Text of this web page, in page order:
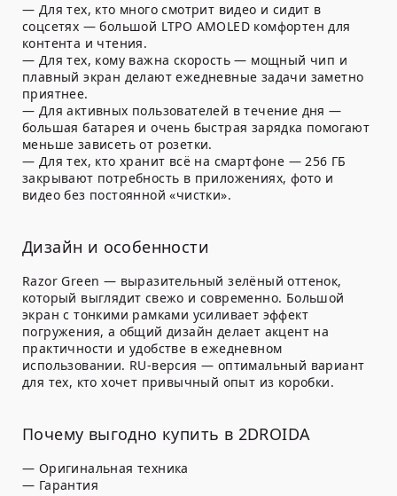
— Для тех, кто много смотрит видео и сидит в
соцсетях — большой LTPO AMOLED комфортен для
контента и чтения.
— Для тех, кому важна скорость — мощный чип и
плавный экран делают ежедневные задачи заметно
приятнее.
— Для активных пользователей в течение дня —
большая батарея и очень быстрая зарядка помогают
меньше зависеть от розетки.
— Для тех, кто хранит всё на смартфоне — 256 ГБ
закрывают потребность в приложениях, фото и
видео без постоянной «чистки».
Дизайн и особенности
Razor Green — выразительный зелёный оттенок,
который выглядит свежо и современно. Большой
экран с тонкими рамками усиливает эффект
погружения, а общий дизайн делает акцент на
практичности и удобстве в ежедневном
использовании. RU-версия — оптимальный вариант
для тех, кто хочет привычный опыт из коробки.
Почему выгодно купить в 2DROIDA
— Оригинальная техника
— Гарантия